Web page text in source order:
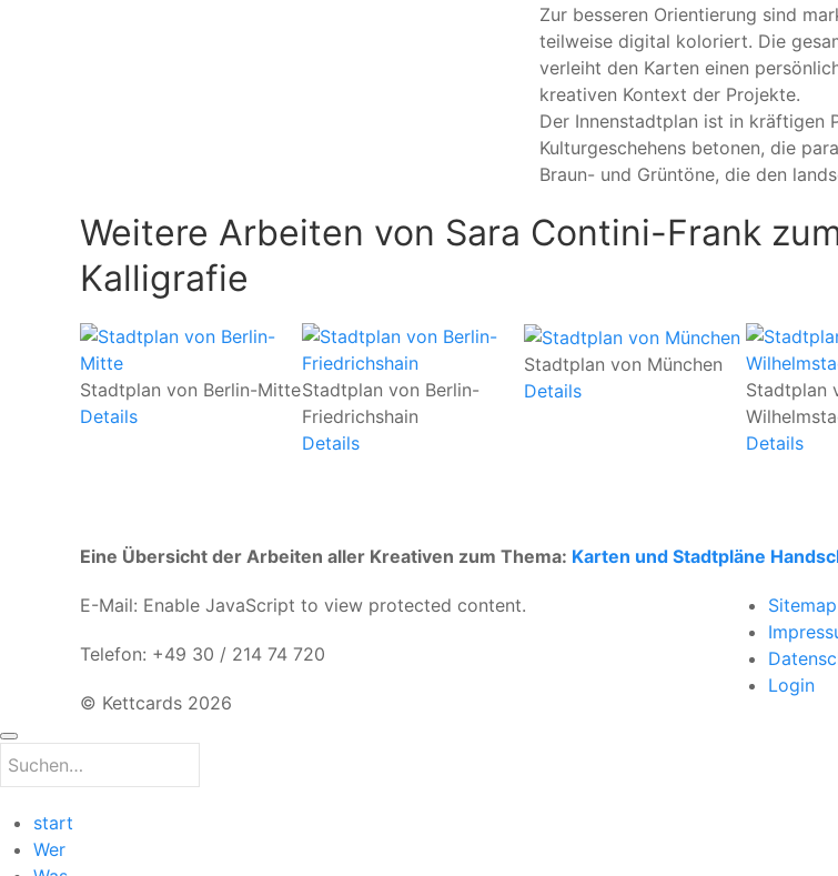
Zur besseren Orientierung sind
teilweise digital koloriert. Die
verleiht den Karten einen
kreativen Kontext der Projekte.
Der Innenstadtplan ist in kräftigen
Kulturgeschehens betonen, die
Braun- und Grüntöne, die den
Weitere Arbeiten von Sara Contini-Frank
Kalligrafie
Stadtplan von Berlin-Mitte
Details
Stadtplan von Berlin-
Friedrichshain
Details
Stadtplan von München
Details
Stadtplan
Details
Eine Übersicht der Arbeiten aller Kreativen zum Thema: Karten und Stadtpläne
E-Mail: Enable JavaScript to view protected content.
Telefon: +49 30 / 214 74 720
© Kettcards 2026
Sitemap
Login
start
Wer